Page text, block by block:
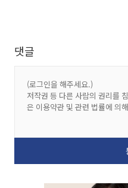
댓글